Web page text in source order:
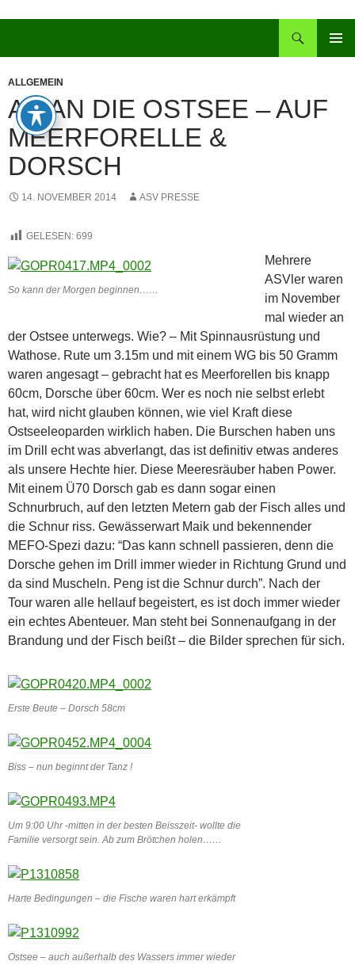
ALLGEMEIN
AB AN DIE OSTSEE – AUF
MEERFORELLE &
DORSCH
14. NOVEMBER 2014 ASV PRESSE
GELESEN: 699
So kann der Morgen beginnen……
Mehrere
ASVler waren
im November
mal wieder an
der Ostsee unterwegs. Wie? – Mit Spinnausrüstung und
Wathose. Rute um 3.15m und mit einem WG bis 50 Gramm
waren angesagt – gebracht hat es Meerforellen bis knapp
60cm, Dorsche über 60cm. Wer es noch nie selbst erlebt
hat, wird nicht glauben können, wie viel Kraft diese
Ostseeleoparden wirklich haben. Die Burschen haben uns
im Drill echt was abverlangt, das ist definitiv etwas anderes
als unsere Hechte hier. Diese Meeresräuber haben Power.
Mit einem Ü70 Dorsch gab es dann sogar einen
Schnurbruch, auf den letzten Metern gab der Fisch alles und
die Schnur riss. Gewässerwart Maik und bekennender
MEFO-Spezi dazu: “Das kann schnell passieren, denn die
Dorsche gehen im Drill immer wieder in Richtung Grund und
da sind Muscheln. Peng ist die Schnur durch”. Nach der
Tour waren alle hellauf begeistert, es ist doch immer wieder
ein echtes Abenteuer. Man steht bei Sonnenaufgang in der
Brandung und der Fisch beißt – die Bilder sprechen für sich.
Erste Beute – Dorsch 58cm
Biss – nun beginnt der Tanz !
Um 9:00 Uhr -mitten in der besten Beisszeit- wollte die
Familie versorgt sein. Ab zum Brötchen holen……
Harte Bedingungen – die Fische waren hart erkämpft
Ostsee – auch außerhalb des Wassers immer wieder